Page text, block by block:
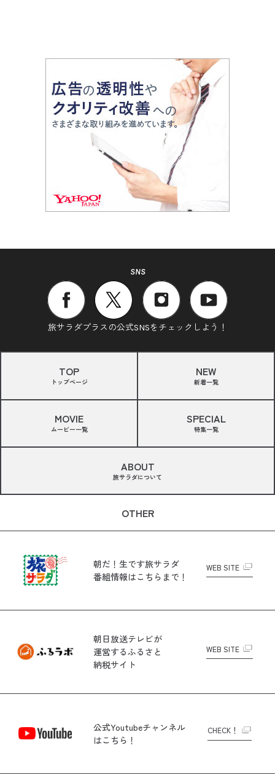
SNS
旅サラダプラスの公式SNSをチェックしよう！
TOP
トップページ
NEW
新着一覧
MOVIE
ムービー一覧
SPECIAL
特集一覧
ABOUT
旅サラダについて
OTHER
朝だ！生です旅サラダ
番組情報はこちらまで！
WEB SITE
朝日放送テレビが
運営するふるさと
納税サイト
WEB SITE
公式Youtubeチャンネル
はこちら！
CHECK！